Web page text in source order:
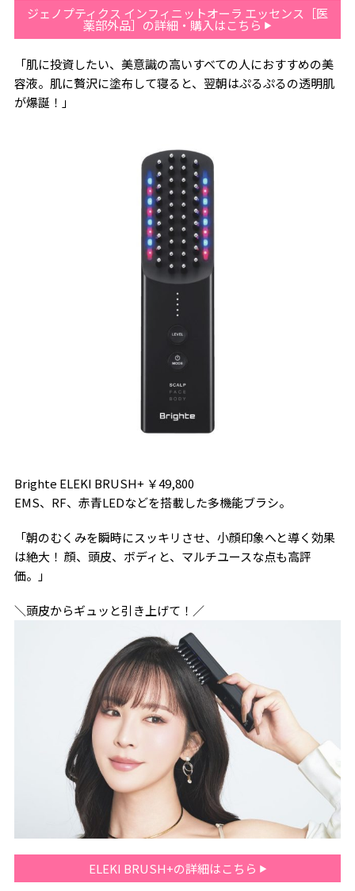
ジェノプティクス インフィニットオーラ エッセンス［医
薬部外品］の詳細・購入はこちら
「肌に投資したい、美意識の高いすべての人におすすめの美
容液。肌に贅沢に塗布して寝ると、翌朝はぷるぷるの透明肌
が爆誕！」
Brighte ELEKI BRUSH+ ￥49,800
EMS、RF、赤青LEDなどを搭載した多機能ブラシ。
「朝のむくみを瞬時にスッキリさせ、小顔印象へと導く効果
は絶大！ 顔、頭皮、ボディと、マルチユースな点も高評
価。」
＼頭皮からギュッと引き上げて！／
ELEKI BRUSH+の詳細はこちら